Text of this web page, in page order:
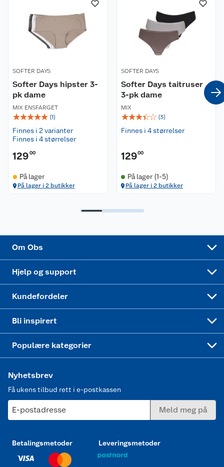
SOFTER DAYS
Softer Days hipster 3-
pk dame
MIX ENSFARGET
☆☆☆☆☆ (1)
Finnes i 2 varianter
Finnes i 4 størrelser
12900
På lager
På lager i 2 butikker
SOFTER DAYS
Softer Days taitruser
3-pk dame
MIX
☆☆☆☆☆ (3)
Finnes i 4 størrelser
12900
På lager (1-5)
På lager i 2 butikker
Om Obs
Nyheter
Våre butikker
Våre merkevarer
Coop kjeder
Ledige stillinger
Bærekraft
Hjelp og support
Angre- og returrett
Reklamasjon og garanti
Ofte stilte spørsmål
Betalingsalternativer
Leveringsalternativer
Pakkesporing
Kjøpsvilkår
Kundefordeler
Åpent kjøp
Coop medlem
Klikk og hent
Bli inspirert
Festdrakter til hele familien
Populære kategorier
Hagemøbler og utemøbler
Nyhetsbrev
Få ukens tilbud rett i e-postkassen
E-postadresse Meld meg på
Betalingsmetoder Leveringsmetoder